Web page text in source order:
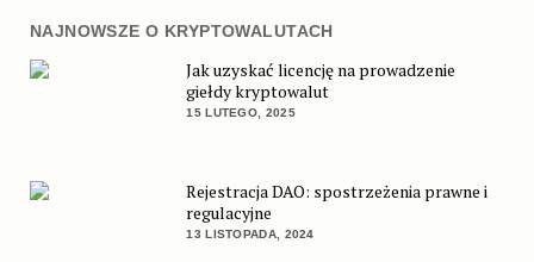
NAJNOWSZE O KRYPTOWALUTACH
Jak uzyskać licencję na prowadzenie
giełdy kryptowalut
15 LUTEGO, 2025
Rejestracja DAO: spostrzeżenia prawne i
regulacyjne
13 LISTOPADA, 2024